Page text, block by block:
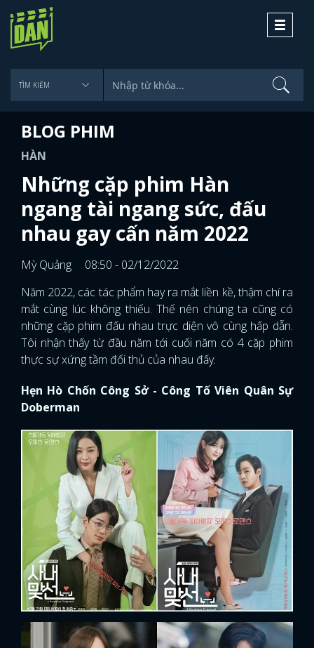
Toggle
BLOG PHIM
HÀN
Những cặp phim Hàn
ngang tài ngang sức, đấu
nhau gay cấn năm 2022
Mỳ Quảng
08:50 - 02/12/2022
Năm 2022, các tác phẩm hay ra mắt liền kề, thậm chí ra
mắt cùng lúc không thiếu. Thế nên chúng ta cũng có
những cặp phim đấu nhau trực diện vô cùng hấp dẫn.
Tôi nhận thấy từ đầu năm tới cuối năm có 4 cặp phim
thực sự xứng tầm đối thủ của nhau đấy.
Hẹn Hò Chốn Công Sở - Công Tố Viên Quân Sự
Doberman